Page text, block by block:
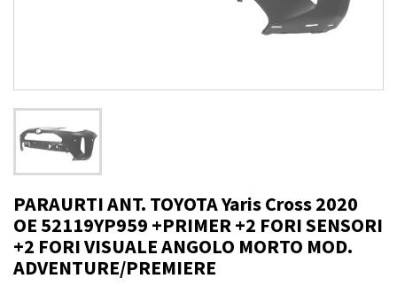
PARAURTI ANT. TOYOTA Yaris Cross 2020
OE 52119YP959 +PRIMER +2 FORI SENSORI
+2 FORI VISUALE ANGOLO MORTO MOD.
ADVENTURE/PREMIERE